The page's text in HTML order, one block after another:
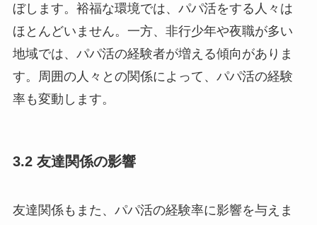
ぼします。裕福な環境では、パパ活をする人々は
ほとんどいません。一方、非行少年や夜職が多い
地域では、パパ活の経験者が増える傾向がありま
す。周囲の人々との関係によって、パパ活の経験
率も変動します。
3.2 友達関係の影響
友達関係もまた、パパ活の経験率に影響を与えま